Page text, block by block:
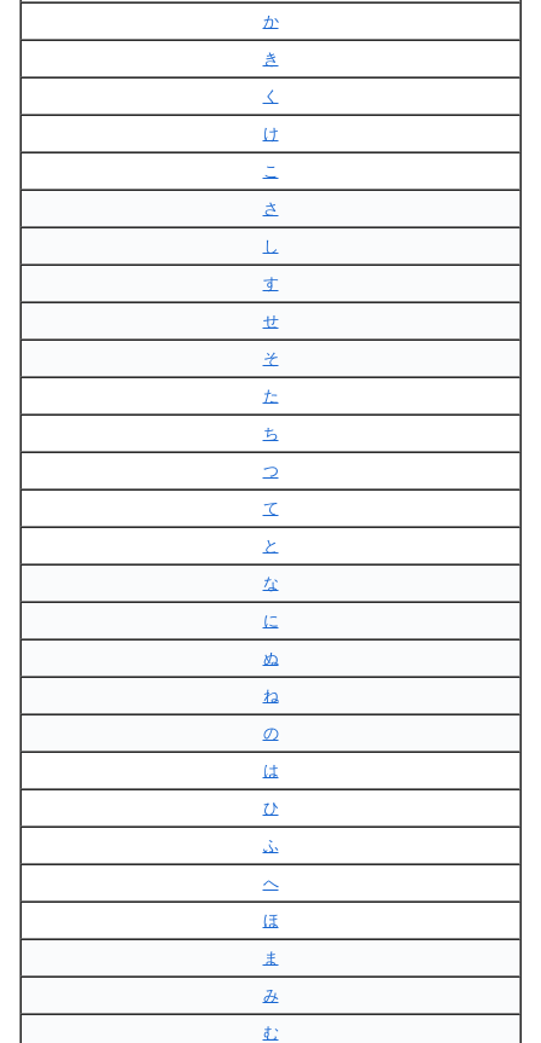
か
き
く
け
こ
さ
し
す
せ
そ
た
ち
つ
て
と
な
に
ぬ
ね
の
は
ひ
ふ
へ
ほ
ま
み
む